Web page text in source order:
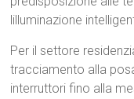
lilluminazione
Per il settore
tracciamento alla
interruttori fino alla